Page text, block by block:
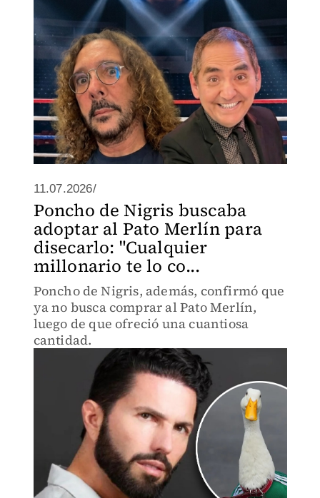
11.07.2026/
Poncho de Nigris buscaba
adoptar al Pato Merlín para
disecarlo: "Cualquier
millonario te lo co...
Poncho de Nigris, además, confirmó que
ya no busca comprar al Pato Merlín,
luego de que ofreció una cuantiosa
cantidad.